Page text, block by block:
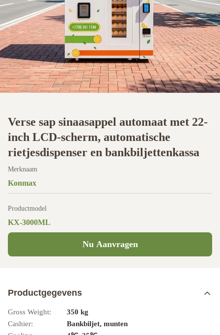
Verse sap sinaasappel automaat met 22-
inch LCD-scherm, automatische
rietjesdispenser en bankbiljettenkassa
Merknaam
Konmax
Productmodel
KX-3000ML
Nu Aanvragen
Productgegevens
Gross Weight:
350 kg
Cashier:
Bankbiljet, munten